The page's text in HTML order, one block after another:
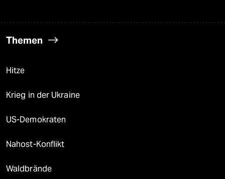
Themen
Hitze
Krieg in der Ukraine
US-Demokraten
Nahost-Konflikt
Waldbrände